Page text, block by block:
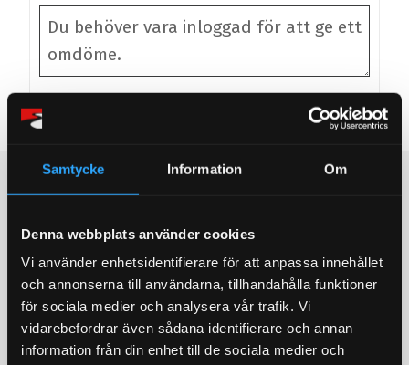
Samtycke Information Om
Denna webbplats använder cookies
Vi använder enhetsidentifierare för att anpassa innehållet
och annonserna till användarna, tillhandahålla funktioner
för sociala medier och analysera vår trafik. Vi
vidarebefordrar även sådana identifierare och annan
information från din enhet till de sociala medier och
Bli den första att lämna ett omdöme.
STORSÄLJARE!